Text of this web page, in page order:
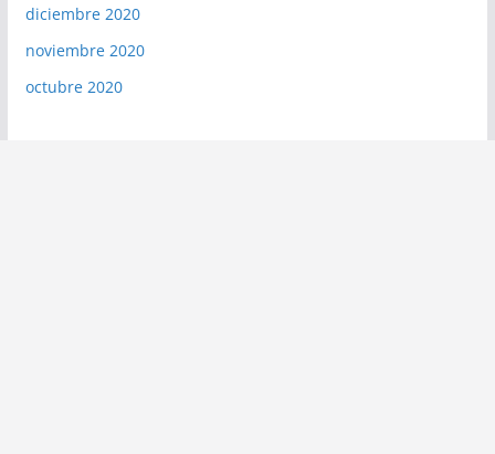
diciembre 2020
noviembre 2020
octubre 2020